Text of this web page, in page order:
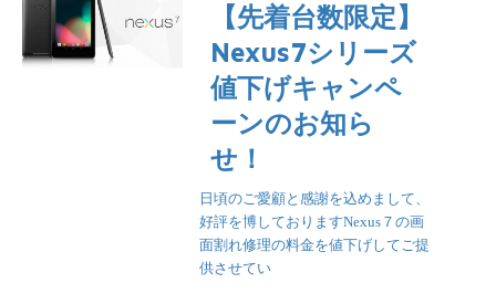
【先着台数限定】
Nexus7シリーズ
値下げキャンペ
ーンのお知ら
せ！
日頃のご愛顧と感謝を込めまして、
好評を博しておりますNexus７の画
面割れ修理の料金を値下げしてご提
供させてい